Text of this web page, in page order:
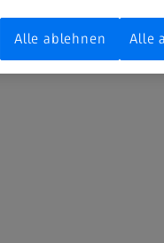
Alle ablehnen Alle